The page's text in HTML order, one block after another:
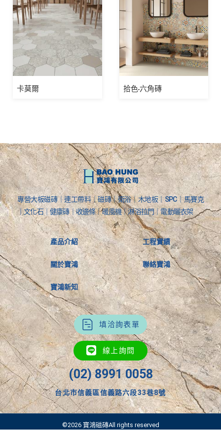
卡莫爾 拾色-六角磚
專營大板磁磚｜連工帶料｜磁磚｜衛浴｜木地板｜SPC｜馬賽克
｜文化石｜健康磚｜收邊條｜暖風機｜淋浴拉門｜電動曬衣架
產品介紹
關於寶鴻
寶鴻新知
工程實績
聯絡寶鴻
填洽詢表單
線上詢問
(02) 8991 0058
台北市信義區信義路六段33巷8號
©2026 寶鴻磁磚All rights reserved